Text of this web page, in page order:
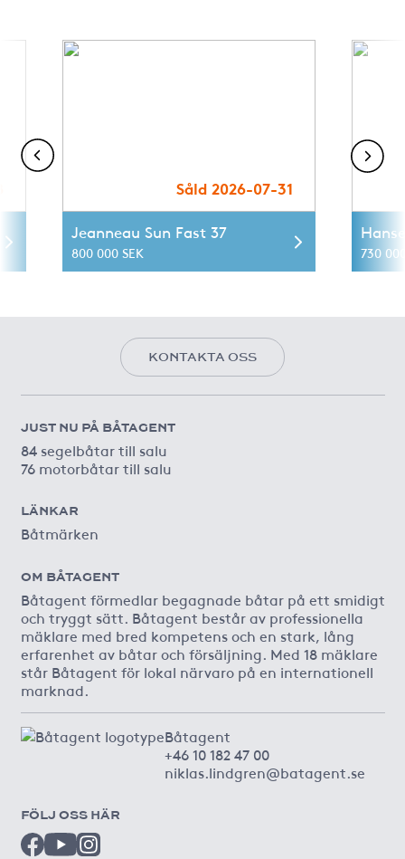
Såld 2026-07-31
Jeanneau Sun Fast 37
800 000 SEK 730
KONTAKTA OSS
JUST NU PÅ BÅTAGENT
84 segelbåtar till salu
76 motorbåtar till salu
LÄNKAR
Båtmärken
OM BÅTAGENT
Båtagent förmedlar begagnade båtar på ett smidigt
och tryggt sätt. Båtagent består av professionella
mäklare med bred kompetens och en stark, lång
erfarenhet av båtar och försäljning. Med 18 mäklare
står Båtagent för lokal närvaro på en internationell
marknad.
Båtagent
+46 10 182 47 00
niklas.lindgren@batagent.se
FÖLJ OSS HÄR